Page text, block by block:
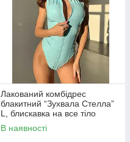
Лакований комбідрес
блакитний “Зухвала Стелла”
L, блискавка на все тіло
В наявності